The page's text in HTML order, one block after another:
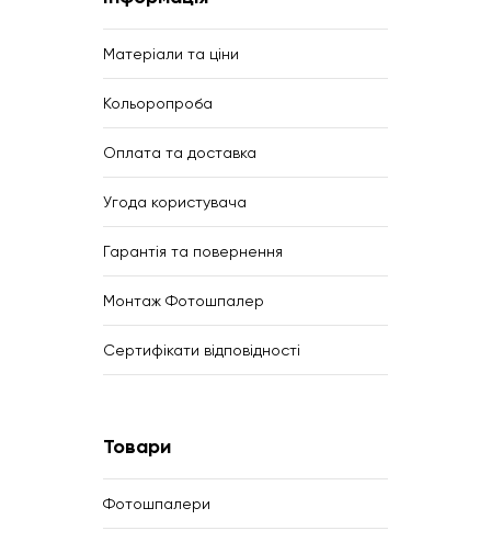
Матеріали та ціни
Кольоропроба
Оплата та доставка
Угода користувача
Гарантія та повернення
Монтаж Фотошпалер
Сертифікати відповідності
Товари
Фотошпалери